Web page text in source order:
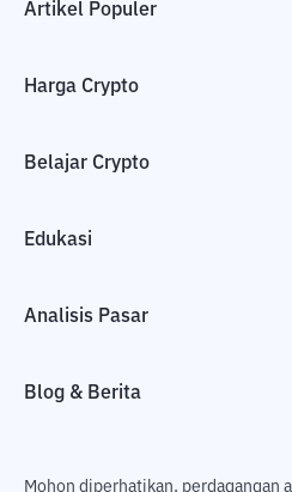
Artikel Populer
Harga Crypto
Belajar Crypto
Edukasi
Analisis Pasar
Blog & Berita
Mohon diperhatikan, perdagangan